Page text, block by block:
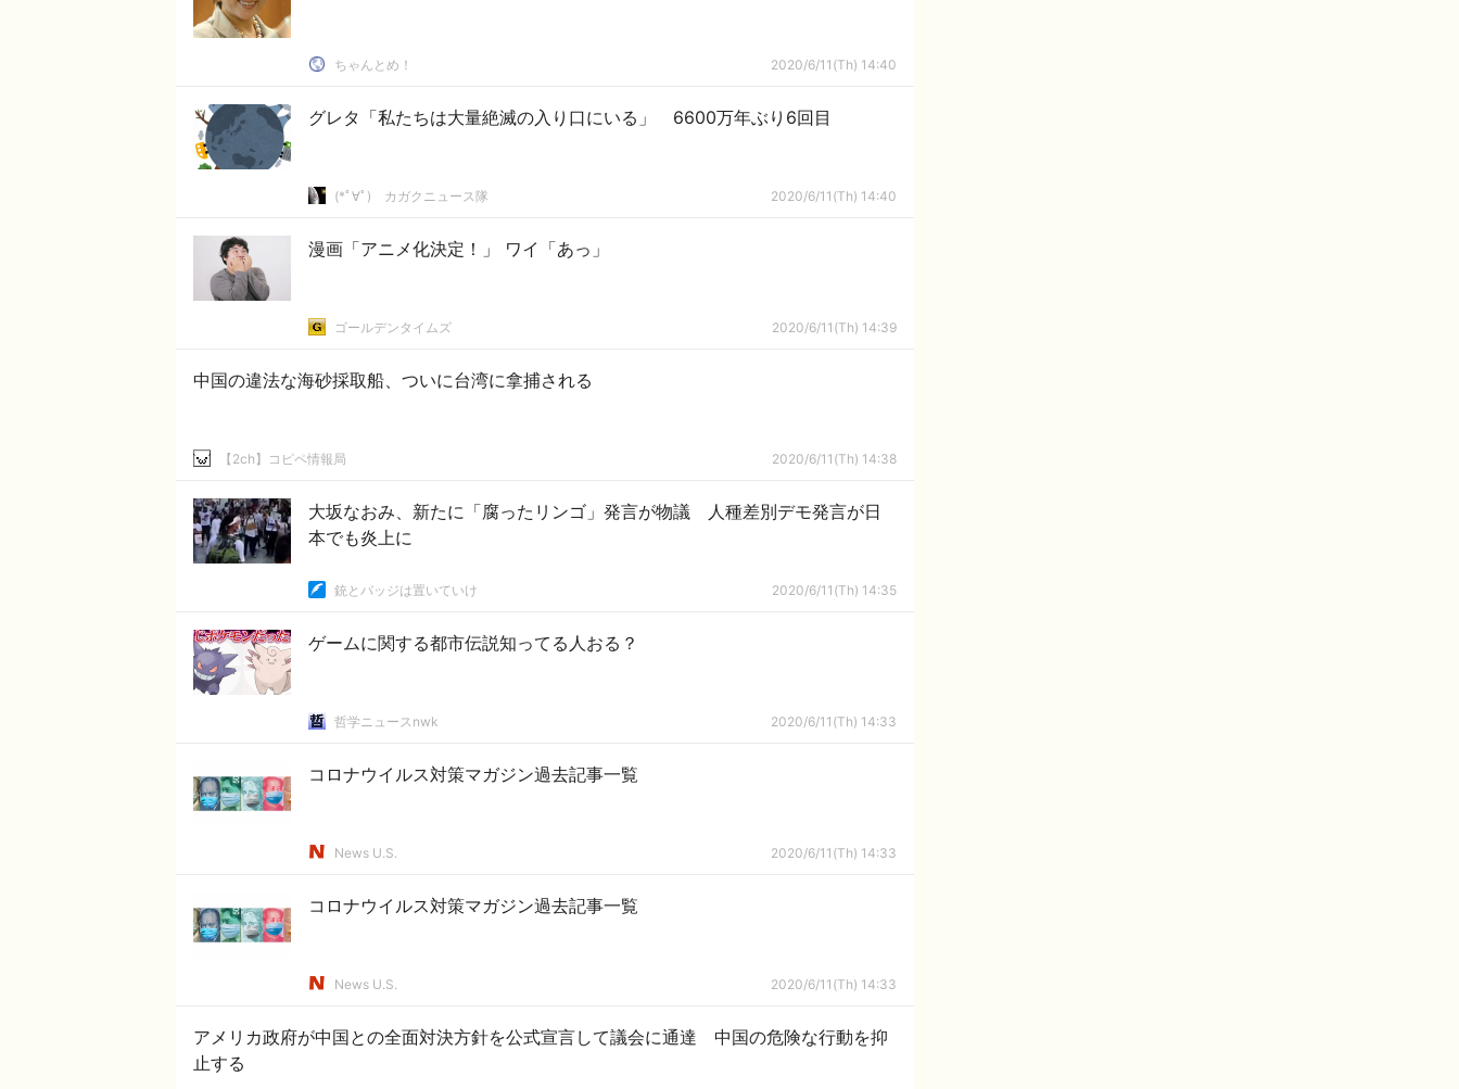
ちゃんとめ！ 2020/6/11(Th) 14:40
グレタ「私たちは大量絶滅の入り口にいる」 6600万年ぶり6回目
(*ﾟ∀ﾟ)ゞカガクニュース隊 2020/6/11(Th) 14:40
漫画「アニメ化決定！」 ワイ「あっ」
ゴールデンタイムズ 2020/6/11(Th) 14:39
中国の違法な海砂採取船、ついに台湾に拿捕される
【2ch】コピペ情報局 2020/6/11(Th) 14:38
大坂なおみ、新たに「腐ったリンゴ」発言が物議 人種差別デモ発言が日
本でも炎上に
銃とバッジは置いていけ 2020/6/11(Th) 14:35
ゲームに関する都市伝説知ってる人おる？
哲学ニュースnwk 2020/6/11(Th) 14:33
コロナウイルス対策マガジン過去記事一覧
News U.S. 2020/6/11(Th) 14:33
コロナウイルス対策マガジン過去記事一覧
News U.S. 2020/6/11(Th) 14:33
アメリカ政府が中国との全面対決方針を公式宣言して議会に通達 中国の危険な行動を抑
止する